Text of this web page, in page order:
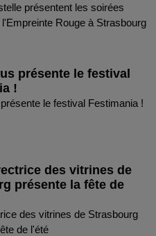
présentent les soirées
Rouge à Strasbourg
présente le festival
!
le festival Festimania !
des vitrines de
présente la fête de
des vitrines de Strasbourg
de l'été